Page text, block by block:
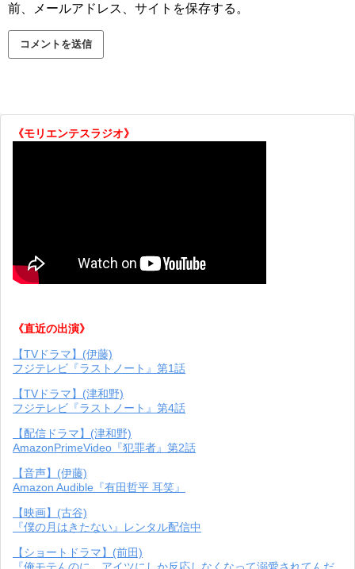
前、メールアドレス、サイトを保存する。
《モリエンテスラジオ》
《直近の出演》
【TVドラマ】(伊藤)
フジテレビ『ラストノート』第1話
【TVドラマ】(津和野)
フジテレビ『ラストノート』第4話
【配信ドラマ】(津和野)
AmazonPrimeVideo『犯罪者』第2話
【音声】(伊藤)
Amazon Audible『有田哲平 耳笑』
【映画】(古谷)
『僕の月はきたない』レンタル配信中
【ショートドラマ】(前田)
『俺モテんのに、アイツにしか反応しなくなって溺愛されてんだ